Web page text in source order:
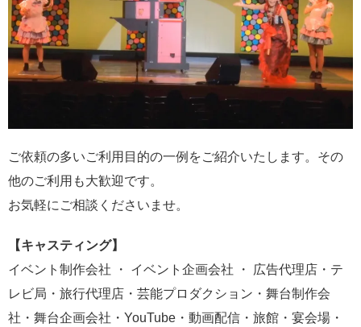
ご依頼の多いご利用目的の一例をご紹介いたします。その
他のご利用も大歓迎です。
お気軽にご相談くださいませ。
【キャスティング】
イベント制作会社 ・ イベント企画会社 ・ 広告代理店・テ
レビ局・旅行代理店・芸能プロダクション・舞台制作会
社・舞台企画会社・YouTube・動画配信・旅館・宴会場・